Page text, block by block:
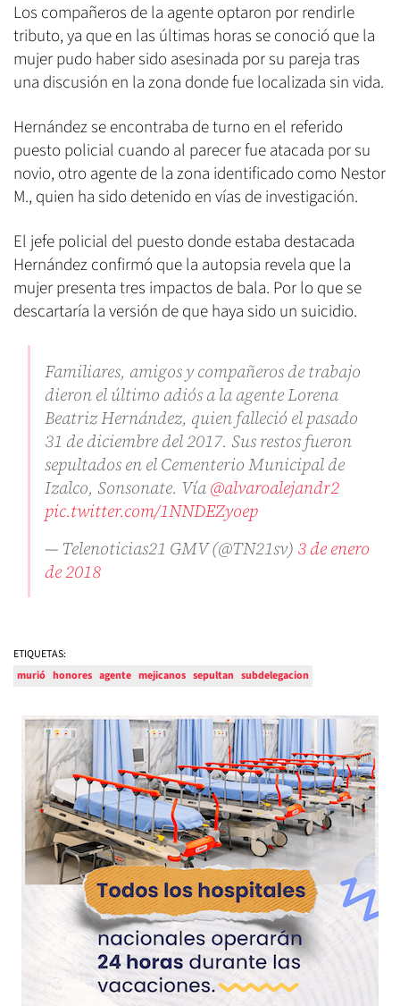
Los compañeros de la agente optaron por rendirle
tributo, ya que en las últimas horas se conoció que la
mujer pudo haber sido asesinada por su pareja tras
una discusión en la zona donde fue localizada sin vida.
Hernández se encontraba de turno en el referido
puesto policial cuando al parecer fue atacada por su
novio, otro agente de la zona identificado como Nestor
M., quien ha sido detenido en vías de investigación.
El jefe policial del puesto donde estaba destacada
Hernández confirmó que la autopsia revela que la
mujer presenta tres impactos de bala. Por lo que se
descartaría la versión de que haya sido un suicidio.
Familiares, amigos y compañeros de trabajo
dieron el último adiós a la agente Lorena
Beatriz Hernández, quien falleció el pasado
31 de diciembre del 2017. Sus restos fueron
sepultados en el Cementerio Municipal de
Izalco, Sonsonate. Vía@alvaroalejandr2
pic.twitter.com/1NNDEZyoep
— Telenoticias21 GMV (@TN21sv) 3 de enero
de 2018
ETIQUETAS:
murió honores agente mejicanos sepultan subdelegacion